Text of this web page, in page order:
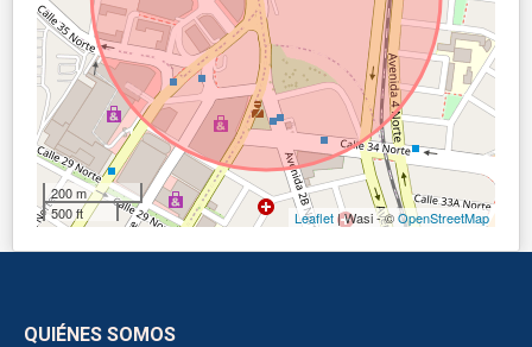
200 m
500 ft
Leaflet| Wasi - ©OpenStreetMap
QUIÉNES SOMOS